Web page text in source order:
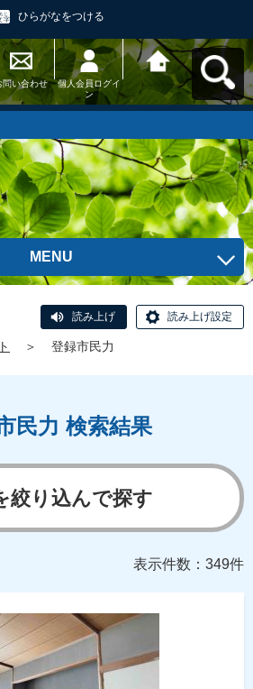
ひらがなをつける
問い合わせ
個人会員ログイ
ン
ふなばし市民力
発見サイトへ戻
る
MENU
読み上げ 読み上げ設定
＞ 登録市民力
民力 検索結果
絞り込んで探す
表示件数：349件